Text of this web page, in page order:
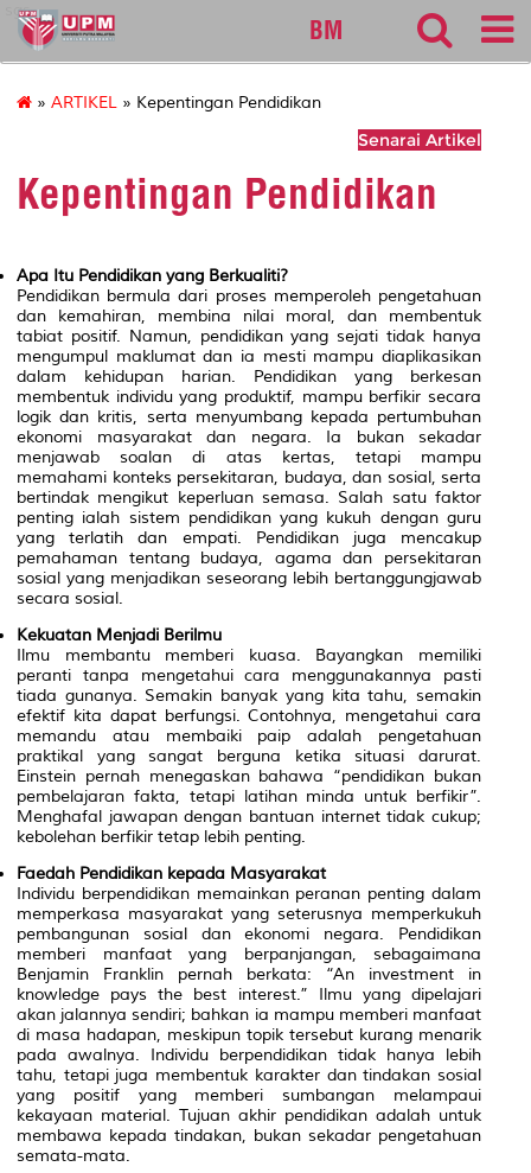
sgs
BM
» ARTIKEL » Kepentingan Pendidikan
Senarai Artikel
Kepentingan Pendidikan
Apa Itu Pendidikan yang Berkualiti?
Pendidikan bermula dari proses memperoleh pengetahuan
dan kemahiran, membina nilai moral, dan membentuk
tabiat positif. Namun, pendidikan yang sejati tidak hanya
mengumpul maklumat dan ia mesti mampu diaplikasikan
dalam kehidupan harian. Pendidikan yang berkesan
membentuk individu yang produktif, mampu berfikir secara
logik dan kritis, serta menyumbang kepada pertumbuhan
ekonomi masyarakat dan negara. Ia bukan sekadar
menjawab soalan di atas kertas, tetapi mampu
memahami konteks persekitaran, budaya, dan sosial, serta
bertindak mengikut keperluan semasa. Salah satu faktor
penting ialah sistem pendidikan yang kukuh dengan guru
yang terlatih dan empati. Pendidikan juga mencakup
pemahaman tentang budaya, agama dan persekitaran
sosial yang menjadikan seseorang lebih bertanggungjawab
secara sosial.
Kekuatan Menjadi Berilmu
Ilmu membantu memberi kuasa. Bayangkan memiliki
peranti tanpa mengetahui cara menggunakannya pasti
tiada gunanya. Semakin banyak yang kita tahu, semakin
efektif kita dapat berfungsi. Contohnya, mengetahui cara
memandu atau membaiki paip adalah pengetahuan
praktikal yang sangat berguna ketika situasi darurat.
Einstein pernah menegaskan bahawa “pendidikan bukan
pembelajaran fakta, tetapi latihan minda untuk berfikir”.
Menghafal jawapan dengan bantuan internet tidak cukup;
kebolehan berfikir tetap lebih penting.
Faedah Pendidikan kepada Masyarakat
Individu berpendidikan memainkan peranan penting dalam
memperkasa masyarakat yang seterusnya memperkukuh
pembangunan sosial dan ekonomi negara. Pendidikan
memberi manfaat yang berpanjangan, sebagaimana
Benjamin Franklin pernah berkata: “An investment in
knowledge pays the best interest.” Ilmu yang dipelajari
akan jalannya sendiri; bahkan ia mampu memberi manfaat
di masa hadapan, meskipun topik tersebut kurang menarik
pada awalnya. Individu berpendidikan tidak hanya lebih
tahu, tetapi juga membentuk karakter dan tindakan sosial
yang positif yang memberi sumbangan melampaui
kekayaan material. Tujuan akhir pendidikan adalah untuk
membawa kepada tindakan, bukan sekadar pengetahuan
semata-mata.